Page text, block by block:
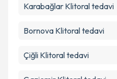
Karabağlar Klitoral tedavi
Bornova Klitoral tedavi
Çiğli Klitoral tedavi